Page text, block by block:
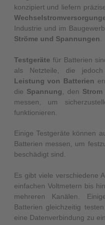
konzipiert und liefern
Industrie und im
Ströme und Spannungen
Testgeräte für Batterien
als Netzteile, die
Leistung von Batterien
die Spannung , den Strom
messen, um
funktionieren.
Einige Testgeräte können
Batterien messen, um
beschädigt sind.
Es gibt viele verschiedene
einfachen Voltmetern bis
mehreren Kanälen.
Batterien gleichzeitig
eine Datenverbindung zu